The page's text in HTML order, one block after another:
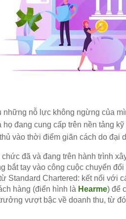
những nỗ lực không ngừng của
họ đang cung cấp trên nền tảng
vào thời điểm giãn cách do đại
chức đã và đang trên hành trình
bắt tay vào công cuộc chuyển
Standard Chartered: kết nối với
hàng (điển hình là Hearme) để
vượt bậc về doanh thu, từ